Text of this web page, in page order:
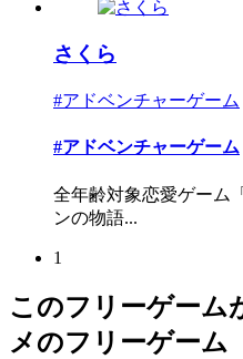
さくら
#アドベンチャーゲーム
#アドベンチャーゲーム
全年齢対象恋愛ゲーム
ンの物語...
1
このフリーゲーム
メのフリーゲーム